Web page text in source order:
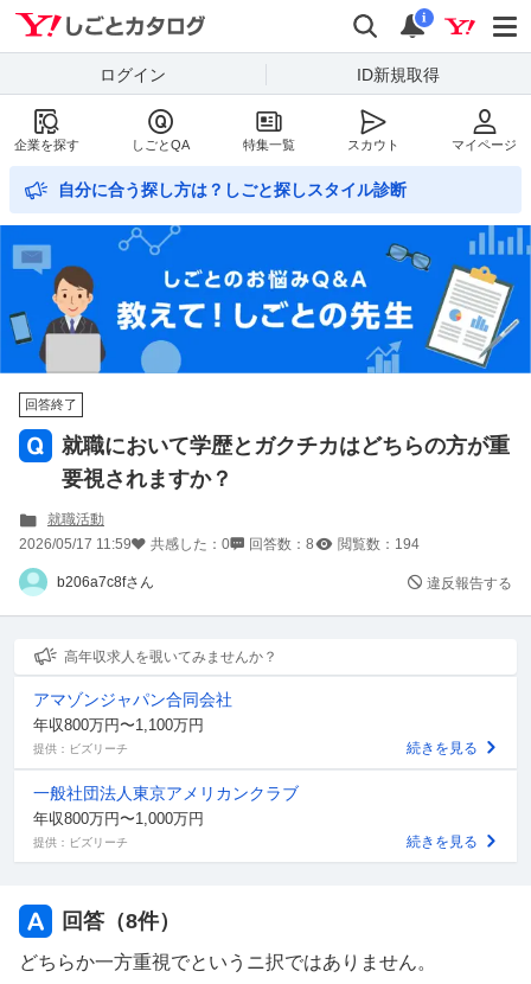
Yahoo!しごとカタログ
検索
通知
i
ログイン ID新規取得
企業を探す しごとQA 特集一覧 スカウト マイページ
自分に合う探し方は？しごと探しスタイル診断
回答終了
就職において学歴とガクチカはどちらの方が重
要視されますか？
就職活動
2026/05/17 11:59
共感した： 0 回答数： 8 閲覧数： 194
b206a7c8fさん 違反報告する
高年収求人を覗いてみませんか？
アマゾンジャパン合同会社
年収800万円〜1,100万円
提供：ビズリーチ 続きを見る
一般社団法人東京アメリカンクラブ
年収800万円〜1,000万円
提供：ビズリーチ 続きを見る
回答（8件）
どちらか一方重視でというニ択ではありません。